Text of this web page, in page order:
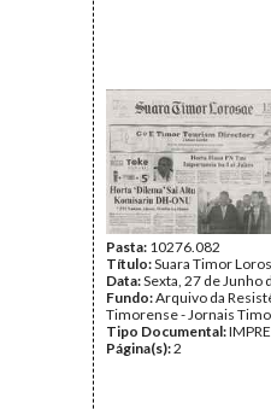
Pasta: 10276.082
Título:Suara Timor
Data:Sexta, 27 de Junho
Fundo:Arquivo da
Timorense - Jornais
Tipo Documental:
Página(s):2